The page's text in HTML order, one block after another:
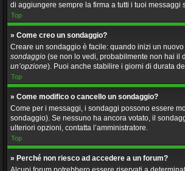
di aggiungere sempre la firma a tutti i tuoi
Top
» Come creo un sondaggio?
Creare un sondaggio è facile: quando inizi un
sondaggio (se non lo vedi, probabilmente non hai il
un’opzione). Puoi anche stabilire i giorni di durata
Top
» Come modifico o cancello un sondaggio?
Come per i messaggi, i sondaggi possono essere
sondaggio). Se nessuno ha ancora votato, il
ulteriori opzioni, contatta l’amministratore.
Top
» Perché non riesco ad accedere a un forum?